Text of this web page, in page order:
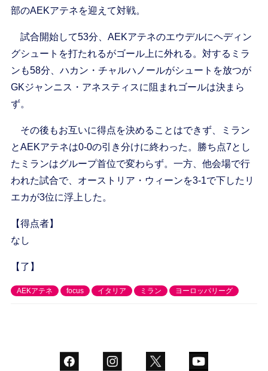
部のAEKアテネを迎えて対戦。
試合開始して53分、AEKアテネのエウデルにヘディン
グシュートを打たれるがゴール上に外れる。対するミラ
ンも58分、ハカン・チャルハノールがシュートを放つが
GKジャンニス・アネスティスに阻まれゴールは決まら
ず。
その後もお互いに得点を決めることはできず、ミラン
とAEKアテネは0-0の引き分けに終わった。勝ち点7とし
たミランはグループ首位で変わらず。一方、他会場で行
われた試合で、オーストリア・ウィーンを3-1で下したリ
エカが3位に浮上した。
【得点者】
なし
【了】
AEKアテネ focus イタリア ミラン ヨーロッパリーグ